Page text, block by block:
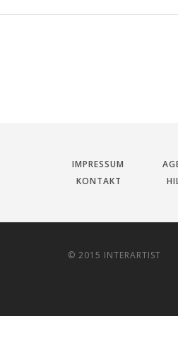
IMPRESSUM
KONTAKT
© 2015 INTERARTIST